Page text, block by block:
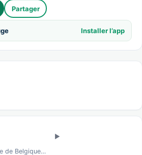
Partager
Installer l’app
de Belgique…